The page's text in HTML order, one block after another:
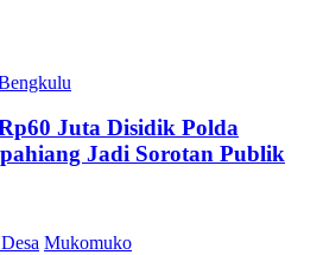
Juta Disidik Polda
Jadi Sorotan Publik
Mukomuko